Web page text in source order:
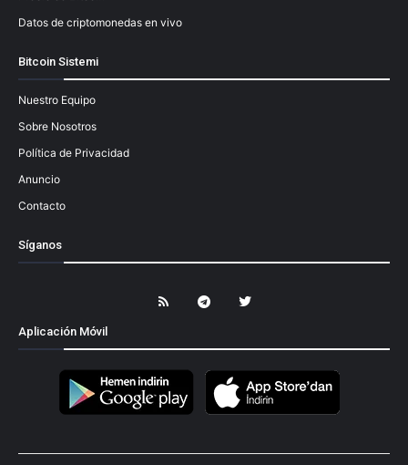
Datos de criptomonedas en vivo
Bitcoin Sistemi
Nuestro Equipo
Sobre Nosotros
Política de Privacidad
Anuncio
Contacto
Síganos
Aplicación Móvil